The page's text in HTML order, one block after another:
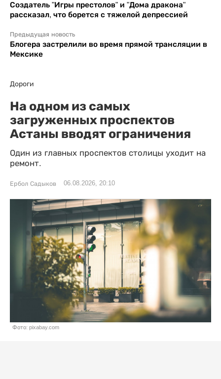
Создатель "Игры престолов" и "Дома дракона"
рассказал, что борется с тяжелой депрессией
Предыдущая новость
Блогера застрелили во время прямой трансляции в
Мексике
Дороги
На одном из самых
загруженных проспектов
Астаны вводят ограничения
Один из главных проспектов столицы уходит на
ремонт.
Ербол Садыков 06.08.2026, 20:10
Фото: pixabay.com